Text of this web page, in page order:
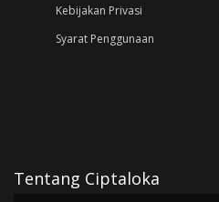
Kebijakan Privasi
Syarat Penggunaan
Tentang Ciptaloka